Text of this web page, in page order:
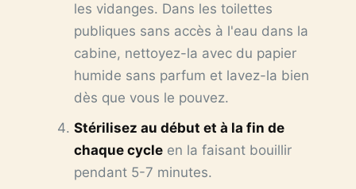
les vidanges. Dans les toilettes
publiques sans accès à l'eau dans la
cabine, nettoyez-la avec du papier
humide sans parfum et lavez-la bien
dès que vous le pouvez.
Stérilisez au début et à la fin de
chaque cycleen la faisant bouillir
pendant 5-7 minutes.